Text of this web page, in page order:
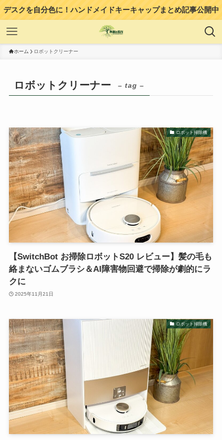
デスクを自分色に！ハンドメイドキーキャップまとめ記事公開中
ホーム ロボットクリーナー
ロボットクリーナー – tag –
ロボット掃除機
【SwitchBot お掃除ロボットS20 レビュー】髪の毛も
絡まないゴムブラシ＆AI障害物回避で掃除が劇的にラ
クに
2025年11月21日
ロボット掃除機